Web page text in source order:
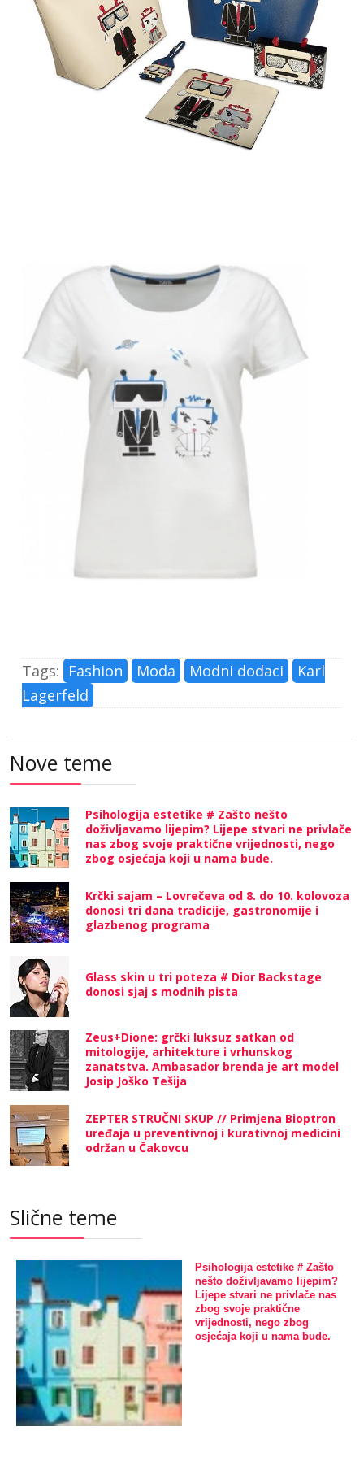
Tags: Fashion Moda Modni dodaci
Karl
Lagerfeld
Nove teme
Psihologija estetike # Zašto nešto
doživljavamo lijepim? Lijepe stvari ne privlače
nas zbog svoje praktične vrijednosti, nego
zbog osjećaja koji u nama bude.
Krčki sajam – Lovrečeva od 8. do 10. kolovoza
donosi tri dana tradicije, gastronomije i
glazbenog programa
Glass skin u tri poteza # Dior Backstage
donosi sjaj s modnih pista
Zeus+Dione: grčki luksuz satkan od
mitologije, arhitekture i vrhunskog
zanatstva. Ambasador brenda je art model
Josip Joško Tešija
ZEPTER STRUČNI SKUP // Primjena Bioptron
uređaja u preventivnoj i kurativnoj medicini
održan u Čakovcu
Slične teme
Psihologija estetike # Zašto
nešto doživljavamo lijepim?
Lijepe stvari ne privlače nas
zbog svoje praktične
vrijednosti, nego zbog
osjećaja koji u nama bude.